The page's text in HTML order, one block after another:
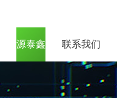
源泰鑫 联系我们